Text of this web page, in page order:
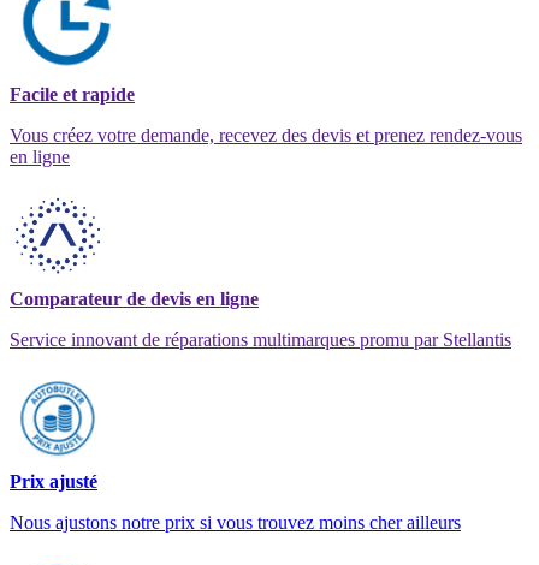
Facile et rapide
Vous créez votre demande, recevez des devis et prenez rendez-vous
en ligne
Comparateur de devis en ligne
Service innovant de réparations multimarques promu par Stellantis
Prix ajusté
Nous ajustons notre prix si vous trouvez moins cher ailleurs